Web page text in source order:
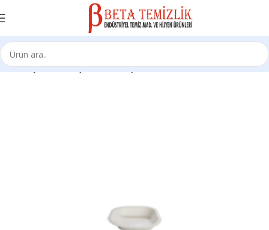
Ana Sayfa Ambalaj Ürünleri Kaplar/Tabaklar